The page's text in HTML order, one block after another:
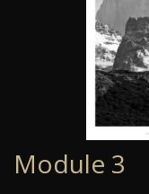
Module 3